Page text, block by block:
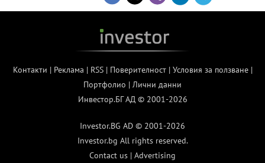
Контакти | Реклама | RSS| Поверителност| Условия за ползване|
Портфолио | Лични данни
Инвестор.БГ АД © 2001-2026
Investor.BG AD © 2001-2026
Investor.bg All rights reserved.
Contact us | Advertising